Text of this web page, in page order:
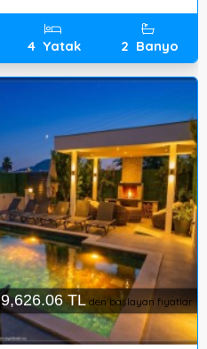
4 Yatak 2 Banyo
9,626.06 TL den başlayan fiyatlar